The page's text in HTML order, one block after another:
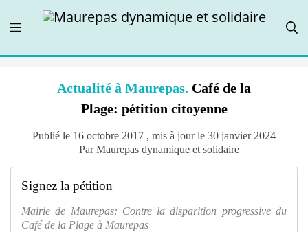
Actualité à Maurepas. Café de la
Plage: pétition citoyenne
Publié le 16 octobre 2017 , mis à jour le 30 janvier 2024
Par Maurepas dynamique et solidaire
Signez la pétition
Mairie de Maurepas: Contre la disparition progressive du
Café de la Plage à Maurepas